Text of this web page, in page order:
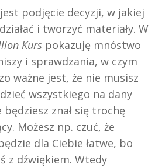
podjęcie decyzji, w jakiej
i tworzyć materiały. W
Kurs pokazuję mnóstwo
i sprawdzania, w czym
ważne jest, że nie musisz
wszystkiego na dany
znał się trochę
Możesz np. czuć, że
dla Ciebie łatwe, bo
z dźwiękiem. Wtedy